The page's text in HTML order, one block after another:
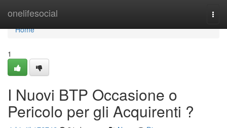
onelifesocial
Home
Home
1
I Nuovi BTP Occasione o
Pericolo per gli Acquirenti ?